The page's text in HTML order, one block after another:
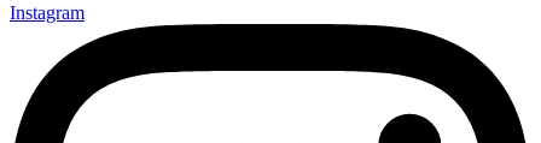
Instagram